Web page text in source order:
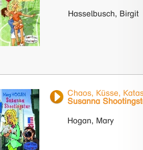
Hasselbusch, Birgit
Chaos, Küsse,
Susanna
Hogan, Mary